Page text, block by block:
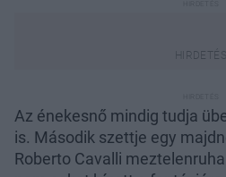
Az énekesnő mindig tudja
is. Második szettje egy
Roberto Cavalli